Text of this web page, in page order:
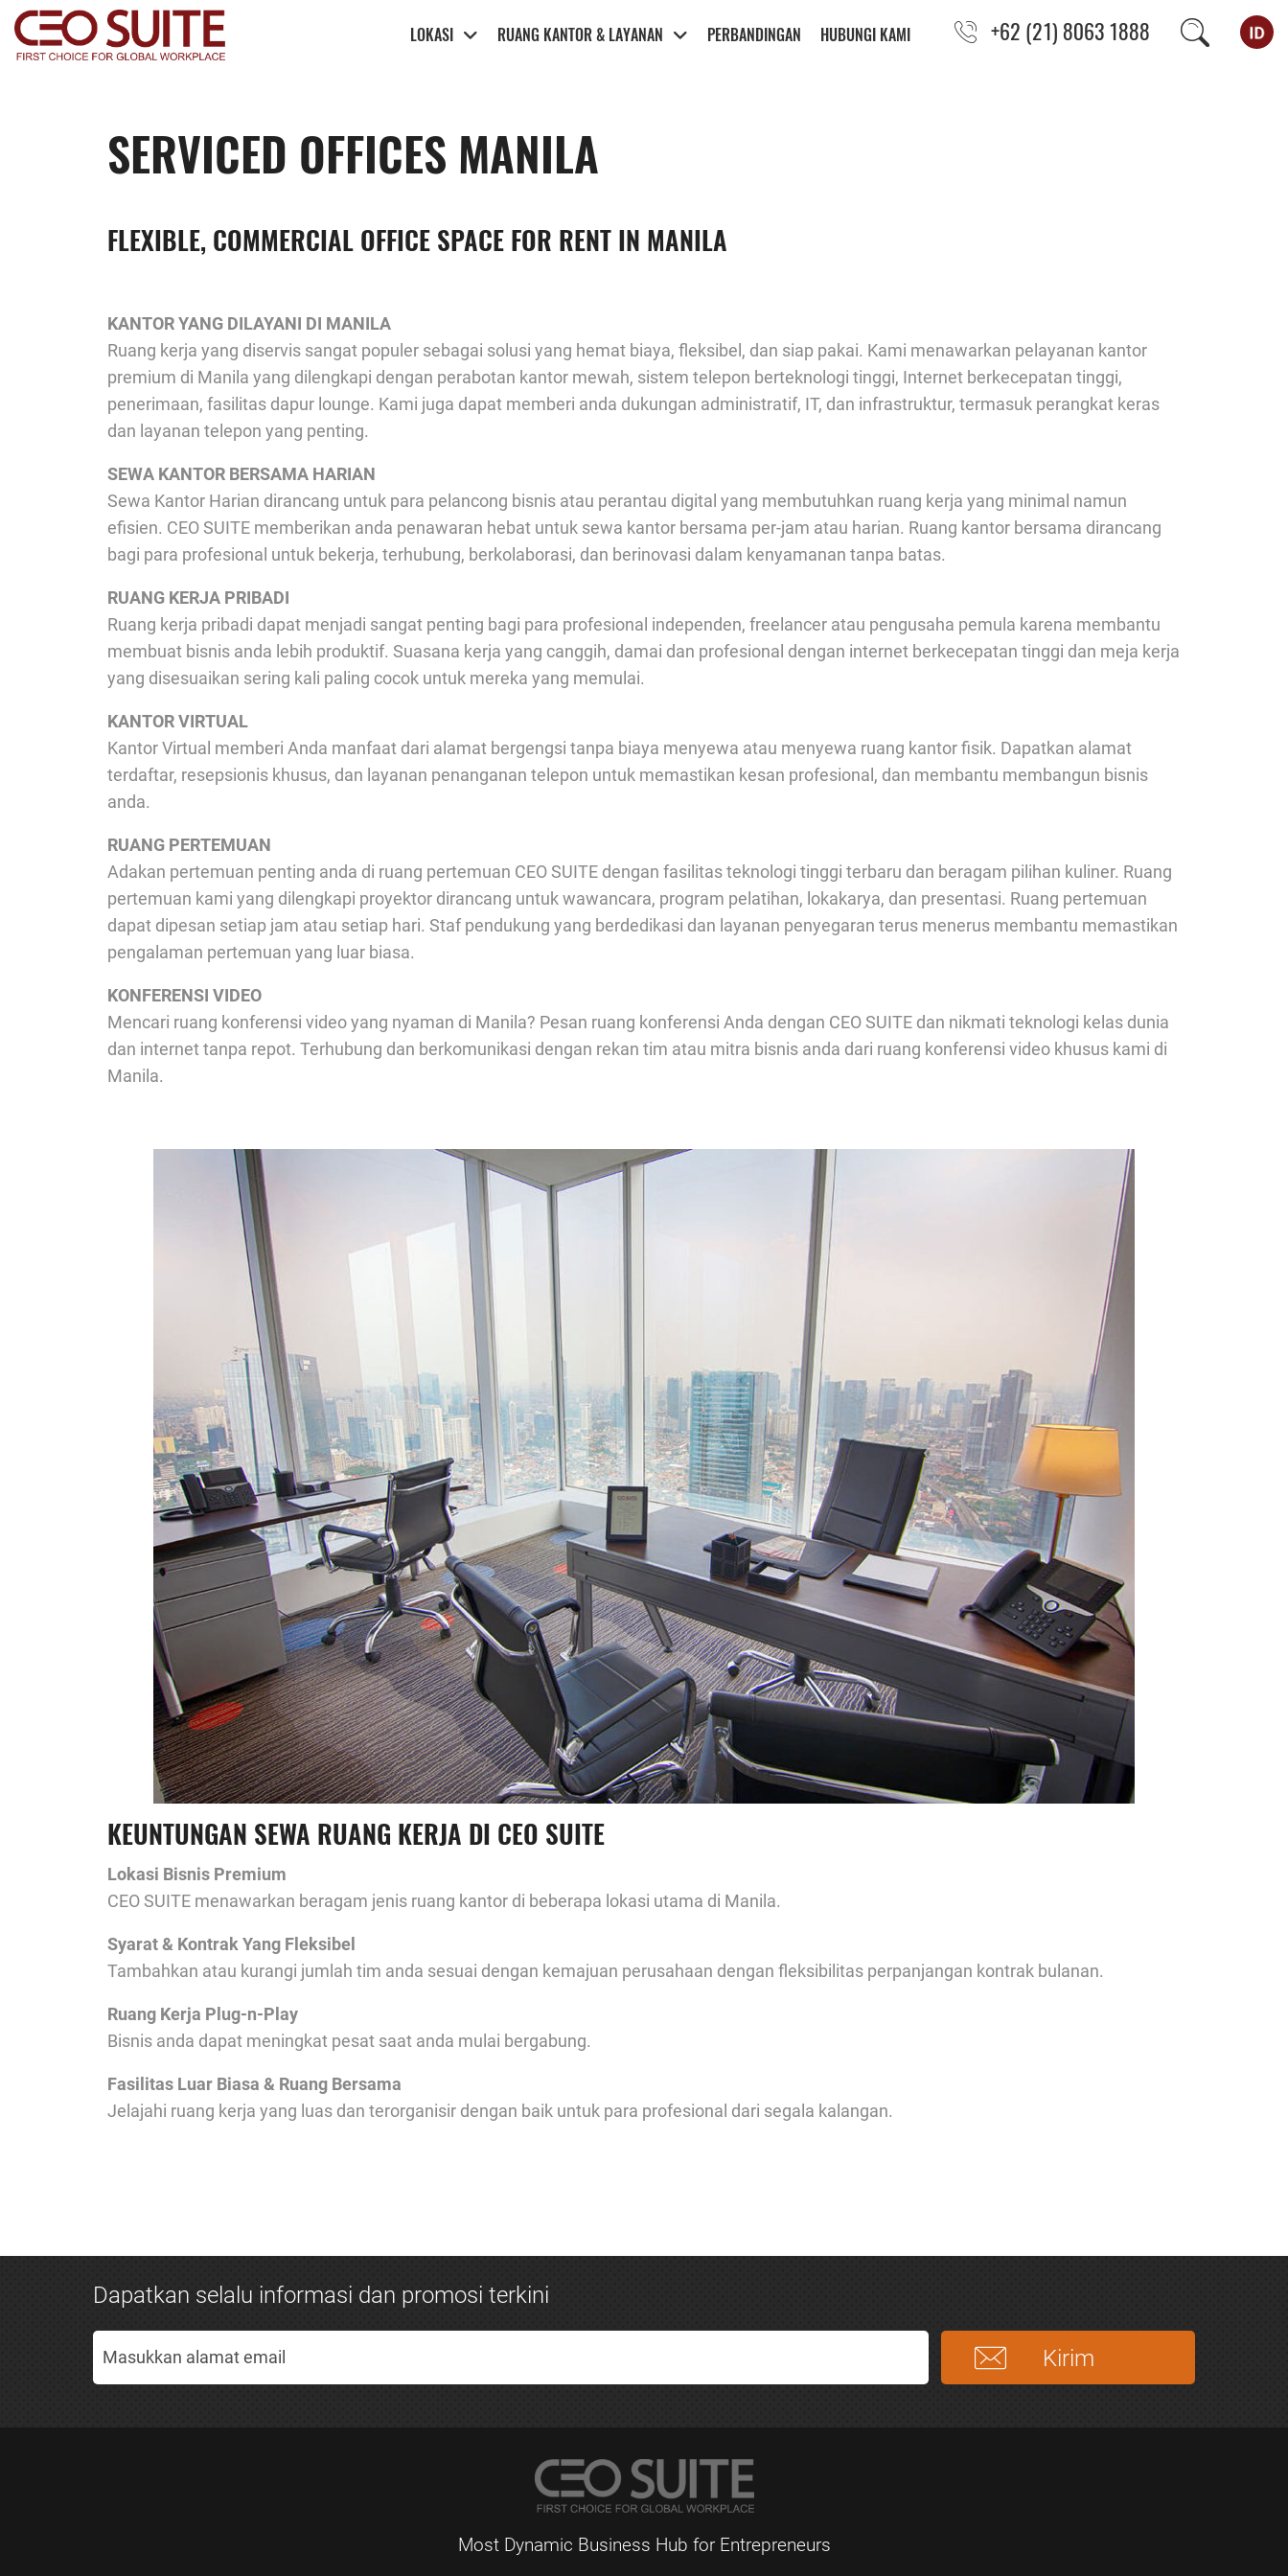
LOKASI RUANG KANTOR & LAYANAN PERBANDINGAN HUBUNGI KAMI +62 (21) 8063 1888
SERVICED OFFICES MANILA
FLEXIBLE, COMMERCIAL OFFICE SPACE FOR RENT IN MANILA
KANTOR YANG DILAYANI DI MANILA
Ruang kerja yang diservis sangat populer sebagai solusi yang hemat biaya, fleksibel, dan siap pakai. Kami menawarkan pelayanan kantor
premium di Manila yang dilengkapi dengan perabotan kantor mewah, sistem telepon berteknologi tinggi, Internet berkecepatan tinggi,
penerimaan, fasilitas dapur lounge. Kami juga dapat memberi anda dukungan administratif, IT, dan infrastruktur, termasuk perangkat keras
dan layanan telepon yang penting.
SEWA KANTOR BERSAMA HARIAN
Sewa Kantor Harian dirancang untuk para pelancong bisnis atau perantau digital yang membutuhkan ruang kerja yang minimal namun
efisien. CEO SUITE memberikan anda penawaran hebat untuk sewa kantor bersama per-jam atau harian. Ruang kantor bersama dirancang
bagi para profesional untuk bekerja, terhubung, berkolaborasi, dan berinovasi dalam kenyamanan tanpa batas.
RUANG KERJA PRIBADI
Ruang kerja pribadi dapat menjadi sangat penting bagi para profesional independen, freelancer atau pengusaha pemula karena membantu
membuat bisnis anda lebih produktif. Suasana kerja yang canggih, damai dan profesional dengan internet berkecepatan tinggi dan meja kerja
yang disesuaikan sering kali paling cocok untuk mereka yang memulai.
KANTOR VIRTUAL
Kantor Virtual memberi Anda manfaat dari alamat bergengsi tanpa biaya menyewa atau menyewa ruang kantor fisik. Dapatkan alamat
terdaftar, resepsionis khusus, dan layanan penanganan telepon untuk memastikan kesan profesional, dan membantu membangun bisnis
anda.
RUANG PERTEMUAN
Adakan pertemuan penting anda di ruang pertemuan CEO SUITE dengan fasilitas teknologi tinggi terbaru dan beragam pilihan kuliner. Ruang
pertemuan kami yang dilengkapi proyektor dirancang untuk wawancara, program pelatihan, lokakarya, dan presentasi. Ruang pertemuan
dapat dipesan setiap jam atau setiap hari. Staf pendukung yang berdedikasi dan layanan penyegaran terus menerus membantu memastikan
pengalaman pertemuan yang luar biasa.
KONFERENSI VIDEO
Mencari ruang konferensi video yang nyaman di Manila? Pesan ruang konferensi Anda dengan CEO SUITE dan nikmati teknologi kelas dunia
dan internet tanpa repot. Terhubung dan berkomunikasi dengan rekan tim atau mitra bisnis anda dari ruang konferensi video khusus kami di
Manila.
KEUNTUNGAN SEWA RUANG KERJA DI CEO SUITE
Lokasi Bisnis Premium
CEO SUITE menawarkan beragam jenis ruang kantor di beberapa lokasi utama di Manila.
Syarat & Kontrak Yang Fleksibel
Tambahkan atau kurangi jumlah tim anda sesuai dengan kemajuan perusahaan dengan fleksibilitas perpanjangan kontrak bulanan.
Ruang Kerja Plug-n-Play
Bisnis anda dapat meningkat pesat saat anda mulai bergabung.
Fasilitas Luar Biasa & Ruang Bersama
Jelajahi ruang kerja yang luas dan terorganisir dengan baik untuk para profesional dari segala kalangan.
Dapatkan selalu informasi dan promosi terkini
Most Dynamic Business Hub for Entrepreneurs